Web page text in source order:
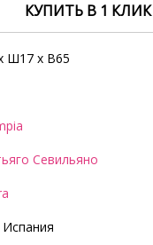
КУПИТЬ В 1 КЛИК
Ш17 x В65
Севильяно
Испания